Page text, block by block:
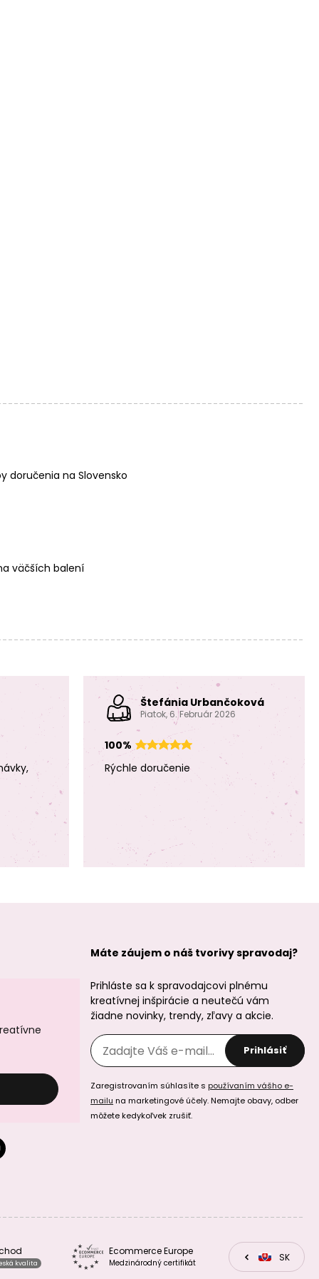
doručenia na Slovensko
väčších balení
Štefánia Urbančoková
Piatok, 6. Február 2026
100%
Rýchle doručenie
Máte záujem o náš tvorivy spravodaj?
Prihláste sa k spravodajcovi plnému
kreatívnej inšpirácie a neutečú vám
žiadne novinky, trendy, zľavy a akcie.
Prihlásiť
Zaregistrovaním súhlasíte s používaním vášho e-
mailu na marketingové účely. Nemajte obavy, odber
môžete kedykoľvek zrušiť.
kvalita
Ecommerce Europe
Medzinárodný certifikát CZSK